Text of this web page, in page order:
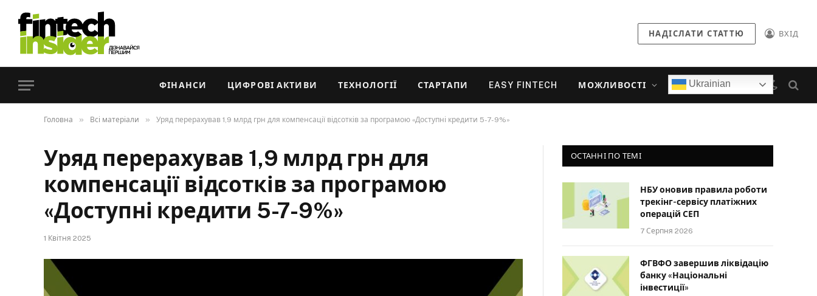
НАДІСЛАТИ СТАТТЮ ВХІД
ФІНАНСИ ЦИФРОВІ АКТИВИ ТЕХНОЛОГІЇ СТАРТАПИ EASY FINTECH МОЖЛИВОСТІ Ukrainian
Головна » Всі матеріали » Уряд перерахував 1,9 млрд грн для компенсації відсотків за програмою «Доступні кредити 5-7-9%»
Уряд перерахував 1,9 млрд грн для
компенсації відсотків за програмою
«Доступні кредити 5-7-9%»
1 Квітня 2025
ОСТАННІ ПО ТЕМІ
НБУ оновив правила роботи
трекінг-сервісу платіжних
операцій СЕП
7 Серпня 2026
ФГВФО завершив ліквідацію
банку «Національні
інвестиції»